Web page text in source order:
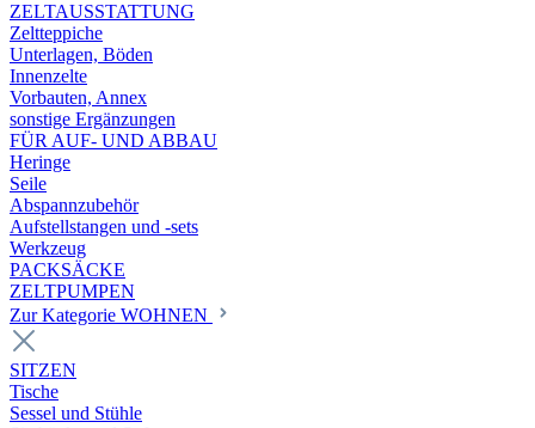
ZELTAUSSTATTUNG
Zeltteppiche
Unterlagen, Böden
Innenzelte
Vorbauten, Annex
sonstige Ergänzungen
FÜR AUF- UND ABBAU
Heringe
Seile
Abspannzubehör
Aufstellstangen und -sets
Werkzeug
PACKSÄCKE
ZELTPUMPEN
Zur Kategorie WOHNEN
SITZEN
Tische
Sessel und Stühle